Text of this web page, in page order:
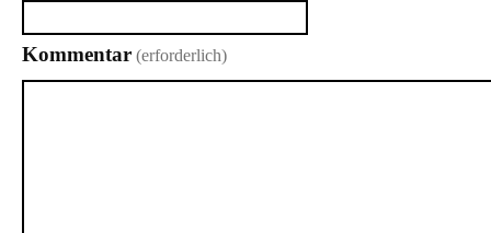
Kommentar (erforderlich)